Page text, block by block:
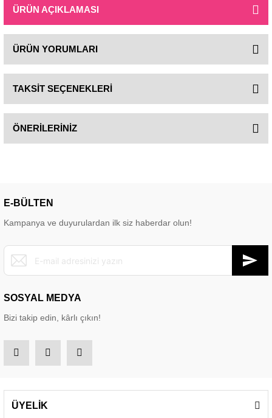
ÜRÜN AÇIKLAMASI
ÜRÜN YORUMLARI
TAKSİT SEÇENEKLERİ
ÖNERİLERİNİZ
E-BÜLTEN
Kampanya ve duyurulardan ilk siz haberdar olun!
SOSYAL MEDYA
Bizi takip edin, kârlı çıkın!
ÜYELİK